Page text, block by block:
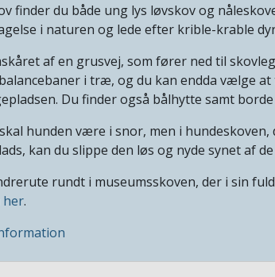
finder du både ung lys løvskov og
i naturen og lede efter krible-krable
af en grusvej, som fører ned til
i træ, og du kan endda vælge at
Du finder også bålhytte samt
hunden være i snor, men i
kan du slippe den løs og nyde synet af
rundt i museumsskoven, der i sin
her.